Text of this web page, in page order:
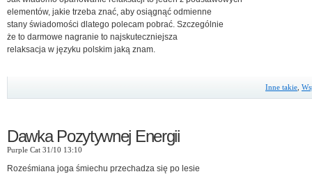
elementów, jakie trzeba znać, aby osiągnąć odmienne
stany świadomości dlatego polecam pobrać. Szczególnie
że to darmowe nagranie to najskuteczniejsza
relaksacja w języku polskim jaką znam.
Inne takie
Dawka Pozytywnej Energii
Purple Cat 31/10 13:10
Roześmiana joga śmiechu przechadza się po lesie